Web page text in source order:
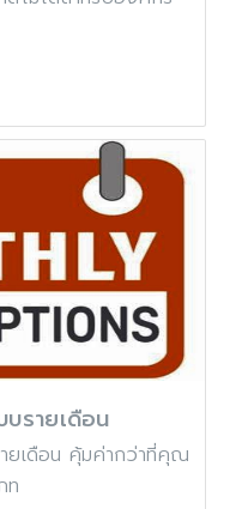
บรายเดือน
ยเดือน คุ้มค่ากว่าที่คุณ
ท